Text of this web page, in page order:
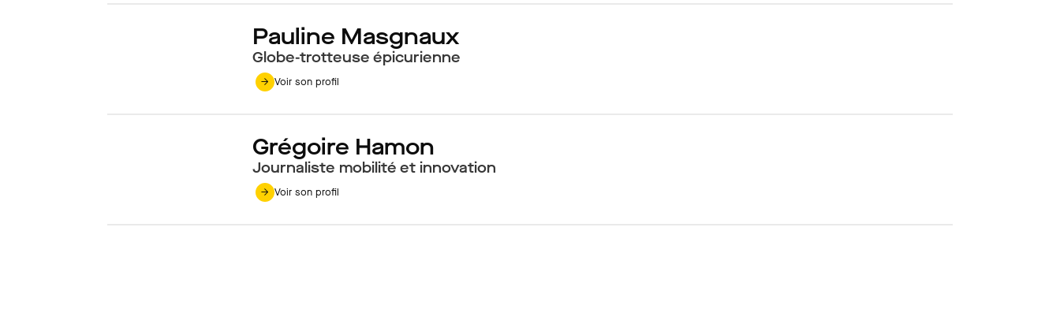
Pauline Masgnaux
Globe-trotteuse épicurienne
Voir son profil
Grégoire Hamon
Journaliste mobilité et innovation
Voir son profil